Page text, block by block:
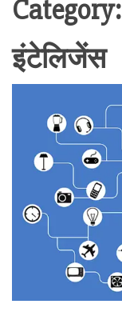
Category:
इंटेलिजेंस